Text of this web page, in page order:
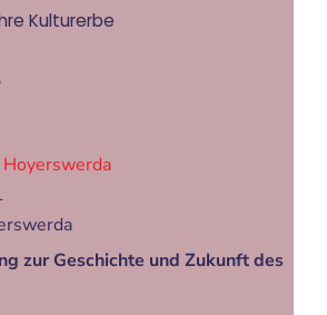
Kulturerbe
zur Geschichte und Zukunft des